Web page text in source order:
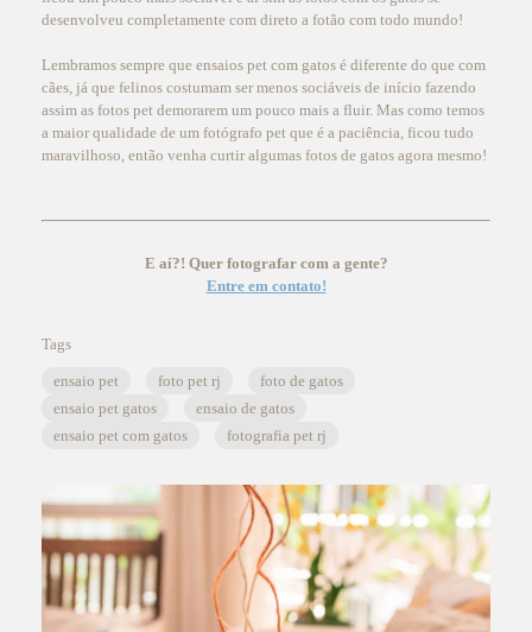
desenvolveu completamente com direto a fotão com todo mundo!
Lembramos sempre que ensaios pet com gatos é diferente do que com
cães, já que felinos costumam ser menos sociáveis de início fazendo
assim as fotos pet demorarem um pouco mais a fluir. Mas como temos
a maior qualidade de um fotógrafo pet que é a paciência, ficou tudo
maravilhoso, então venha curtir algumas fotos de gatos agora mesmo!
E aí?! Quer fotografar com a gente?
Entre em contato!
Tags
ensaio pet foto pet rj
foto de gatos
ensaio pet gatos
ensaio de gatos
ensaio pet com gatos
fotografia pet rj